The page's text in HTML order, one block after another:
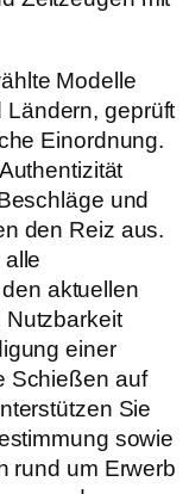
Modelle
geprüft
Einordnung.
und
den Reiz aus.
aktuellen
Nutzbarkeit
einer
Schießen auf
Sie
sowie
rund um Erwerb